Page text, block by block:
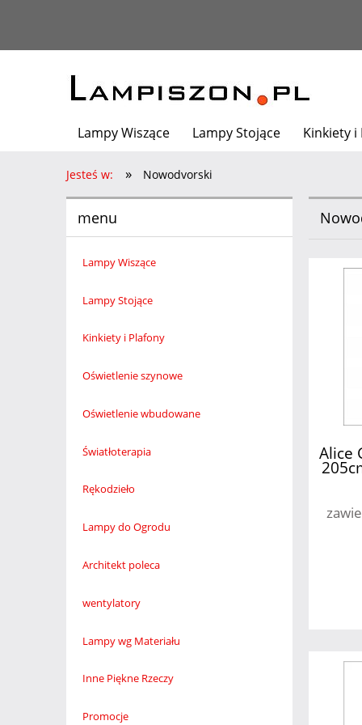
Lampy Wiszące Lampy Stojące Kinkiety i
Architekt poleca
Jesteś w: » Nowodvorski
menu
Lampy Wiszące
Lampy Stojące
Kinkiety i Plafony
Oświetlenie szynowe
Oświetlenie wbudowane
Światłoterapia
Rękodzieło
Lampy do Ogrodu
Architekt poleca
wentylatory
Lampy wg Materiału
Inne Piękne Rzeczy
Promocje
Alice
ze